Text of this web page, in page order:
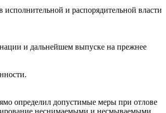
и распорядительной власти
и дальнейшем выпуске на прежнее
определил допустимые меры при отлове
неснимаемыми и несмываемыми